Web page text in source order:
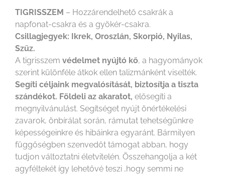
TIGRISSZEM – Hozzárendelhető csakrák a
napfonat-csakra és a gyökér-csakra.
Csillagjegyek: Ikrek, Oroszlán, Skorpió, Nyilas,
Szűz.
A tigrisszem védelmet nyújtó kő, a hagyományok
szerint különféle átkok ellen talizmánként viselték.
Segíti céljaink megvalósítását, biztosítja a tiszta
szándékot. Földeli az akaratot, elősegíti a
megnyilvánulást. Segítséget nyújt önértékelési
zavarok, önbírálat során, rámutat tehetségünkre
képességeinkre és hibáinkra egyaránt. Bármilyen
függőségben szenvedőt támogat abban, hogy
tudjon változtatni életvitelén. Összehangolja a két
agyféltekét így lehetővé teszi ,hogy semmi ne